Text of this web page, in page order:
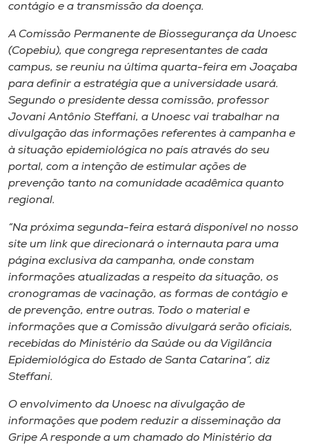
A-
contágio e a transmissão da doença.
A Comissão Permanente de Biossegurança da Unoesc
(Copebiu), que congrega representantes de cada
campus, se reuniu na última quarta-feira em Joaçaba
para definir a estratégia que a universidade usará.
Segundo o presidente dessa comissão, professor
Jovani Antônio Steffani, a Unoesc vai trabalhar na
divulgação das informações referentes à campanha e
à situação epidemiológica no país através do seu
portal, com a intenção de estimular ações de
prevenção tanto na comunidade acadêmica quanto
regional.
“Na próxima segunda-feira estará disponível no nosso
site um link que direcionará o internauta para uma
página exclusiva da campanha, onde constam
informações atualizadas a respeito da situação, os
cronogramas de vacinação, as formas de contágio e
de prevenção, entre outras. Todo o material e
informações que a Comissão divulgará serão oficiais,
recebidas do Ministério da Saúde ou da Vigilância
Epidemiológica do Estado de Santa Catarina”, diz
Steffani.
O envolvimento da Unoesc na divulgação de
informações que podem reduzir a disseminação da
Gripe A responde a um chamado do Ministério da